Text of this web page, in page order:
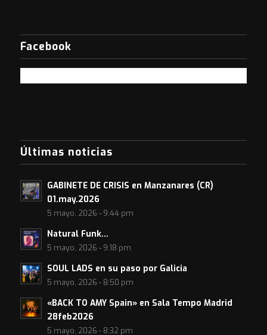
Facebook
Últimas noticias
GABINETE DE CRISIS en Manzanares (CR)
01.may.2026
5 mayo, 2026 - 9:44 pm
Natural Funk…
5 mayo, 2026 - 9:18 pm
SOUL LADS en su paso por Galicia
5 mayo, 2026 - 8:50 pm
«BACK TO AMY Spain» en Sala Tempo Madrid
28feb2026
5 mayo, 2026 - 8:32 pm